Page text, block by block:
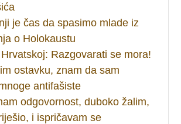
je čas da spasimo mlade iz
o Holokaustu
Razgovarati se mora!
ostavku, znam da sam
antifašiste
odgovornost, duboko žalim,
i ispričavam se